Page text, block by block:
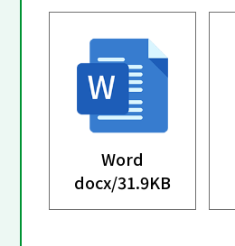
Word
docx/31.9KB